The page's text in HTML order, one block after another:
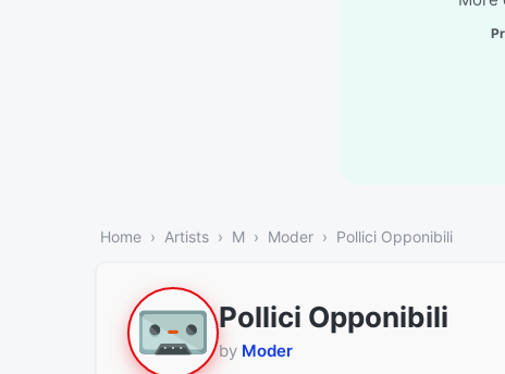
Home Artists M Moder Pollici Opponibili
Pollici Opponibili
by Moder